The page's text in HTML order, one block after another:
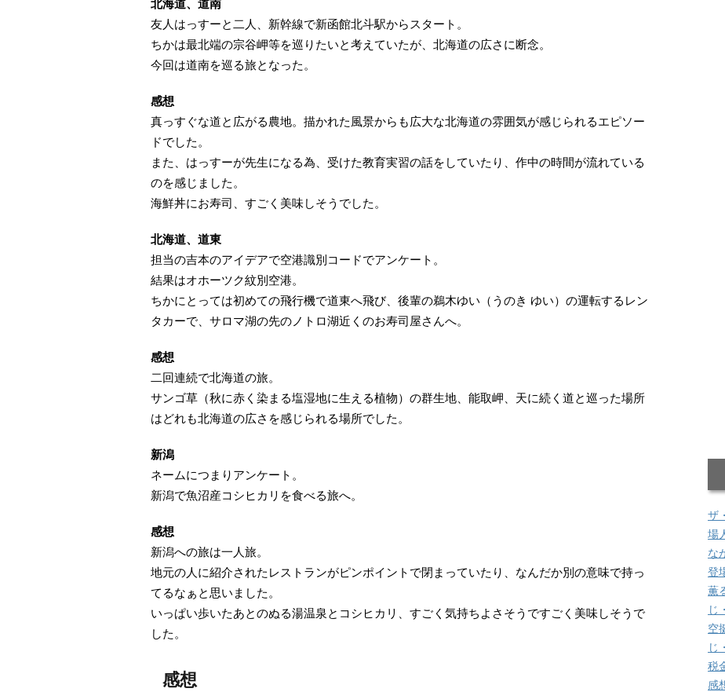
北海道、道南
友人はっすーと二人、新幹線で新函館北斗駅からスタート。
ちかは最北端の宗谷岬等を巡りたいと考えていたが、北海道の広さに断念。
今回は道南を巡る旅となった。
感想
真っすぐな道と広がる農地。描かれた風景からも広大な北海道の雰囲気が感じられるエピソー
ドでした。
また、はっすーが先生になる為、受けた教育実習の話をしていたり、作中の時間が流れている
のを感じました。
海鮮丼にお寿司、すごく美味しそうでした。
北海道、道東
担当の吉本のアイデアで空港識別コードでアンケート。
結果はオホーツク紋別空港。
ちかにとっては初めての飛行機で道東へ飛び、後輩の鵜木ゆい（うのき ゆい）の運転するレン
タカーで、サロマ湖の先のノトロ湖近くのお寿司屋さんへ。
感想
二回連続で北海道の旅。
サンゴ草（秋に赤く染まる塩湿地に生える植物）の群生地、能取岬、天に続く道と巡った場所
はどれも北海道の広さを感じられる場所でした。
新潟
ネームにつまりアンケート。
新潟で魚沼産コシヒカリを食べる旅へ。
感想
新潟への旅は一人旅。
地元の人に紹介されたレストランがピンポイントで閉まっていたり、なんだか別の意味で持っ
てるなぁと思いました。
いっぱい歩いたあとのぬる湯温泉とコシヒカリ、すごく気持ちよさそうですごく美味しそうで
した。
感想
ザ
場
な
登
薫
じ
空
じ
税
感